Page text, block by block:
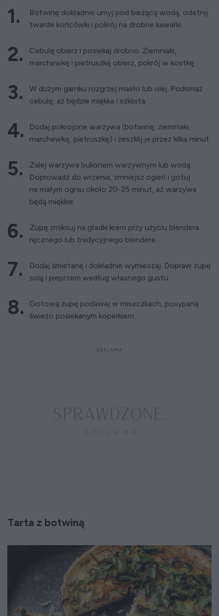
Botwinę dokładnie umyj pod bieżącą wodą, odetnij
twarde końcówki i pokrój na drobne kawałki.
Cebulę obierz i posiekaj drobno. Ziemniaki,
marchewkę i pietruszkę obierz, pokrój w kostkę.
W dużym garnku rozgrzej masło lub olej. Podsmaż
cebulę, aż będzie miękka i szklista.
Dodaj pokrojone warzywa (botwinę, ziemniaki,
marchewkę, pietruszkę) i zeszklij je przez kilka minut.
Zalej warzywa bulionem warzywnym lub wodą.
Doprowadź do wrzenia, zmniejsz ogień i gotuj
na małym ogniu około 20-25 minut, aż warzywa
będą miękkie.
Zupę zmiksuj na gładki krem przy użyciu blendera
ręcznego lub tradycyjnego blendera.
Dodaj śmietanę i dokładnie wymieszaj. Dopraw zupę
solą i pieprzem według własnego gustu.
Gotową zupę podawaj w miseczkach, posypaną
świeżo posiekanym koperkiem.
Tarta z botwiną